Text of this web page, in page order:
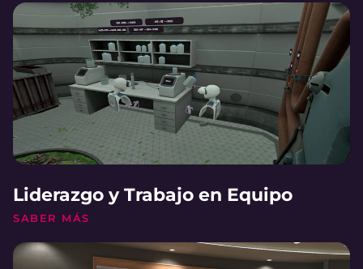
Liderazgo y Trabajo en Equipo
SABER MÁS